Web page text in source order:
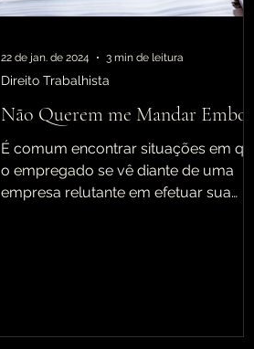
Não Querem me Mandar Embora
É comum encontrar situações em que
o empregado se vê diante de uma
empresa relutante em efetuar sua
Direito Trabalhista
22 de jan. de 2024 3 min de leitura